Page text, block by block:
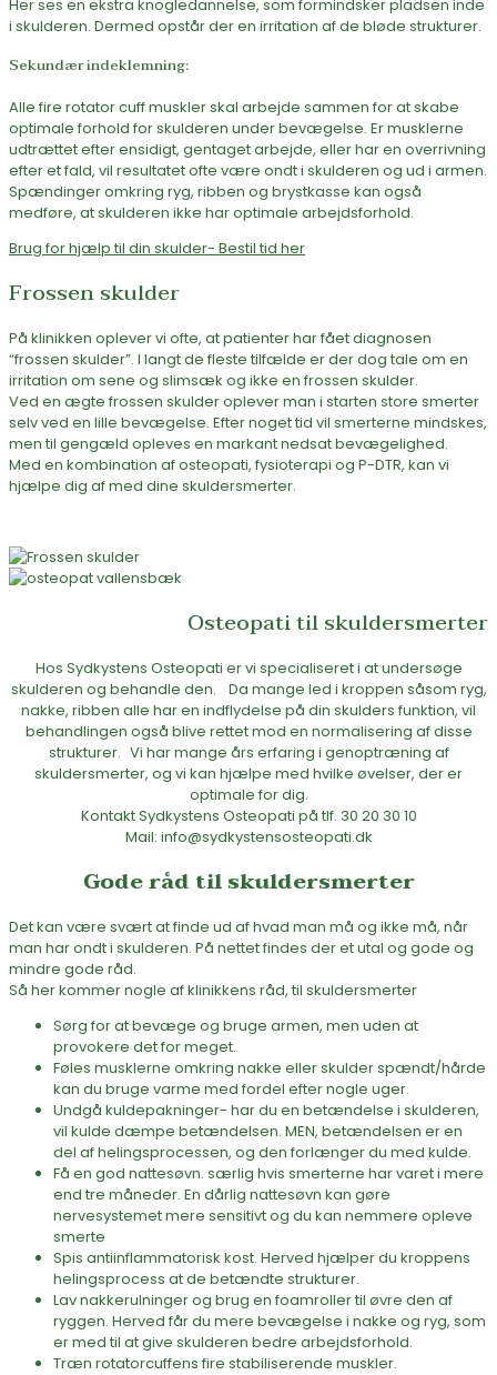
Her ses en ekstra knogledannelse, som formindsker pladsen inde
i skulderen. Dermed opstår der en irritation af de bløde strukturer.
Sekundær indeklemning:
Alle fire rotator cuff muskler skal arbejde sammen for at skabe
optimale forhold for skulderen under bevægelse. Er musklerne
udtrættet efter ensidigt, gentaget arbejde, eller har en overrivning
efter et fald, vil resultatet ofte være ondt i skulderen og ud i armen.
Spændinger omkring ryg, ribben og brystkasse kan også
medføre, at skulderen ikke har optimale arbejdsforhold.
Brug for hjælp til din skulder- Bestil tid her
Frossen skulder
På klinikken oplever vi ofte, at patienter har fået diagnosen
“frossen skulder”. I langt de fleste tilfælde er der dog tale om en
irritation om sene og slimsæk og ikke en frossen skulder.
Ved en ægte frossen skulder oplever man i starten store smerter
selv ved en lille bevægelse. Efter noget tid vil smerterne mindskes,
men til gengæld opleves en markant nedsat bevægelighed.
Med en kombination af osteopati, fysioterapi og P-DTR, kan vi
hjælpe dig af med dine skuldersmerter.
Osteopati til skuldersmerter
Hos Sydkystens Osteopati er vi specialiseret i at undersøge
skulderen og behandle den. Da mange led i kroppen såsom ryg,
nakke, ribben alle har en indflydelse på din skulders funktion, vil
behandlingen også blive rettet mod en normalisering af disse
strukturer. Vi har mange års erfaring i genoptræning af
skuldersmerter, og vi kan hjælpe med hvilke øvelser, der er
optimale for dig.
Kontakt Sydkystens Osteopati på tlf. 30 20 30 10
Mail: info@sydkystensosteopati.dk
Gode råd til skuldersmerter
Det kan være svært at finde ud af hvad man må og ikke må, når
man har ondt i skulderen. På nettet findes der et utal og gode og
mindre gode råd.
Så her kommer nogle af klinikkens råd, til skuldersmerter
Sørg for at bevæge og bruge armen, men uden at
provokere det for meget.
Føles musklerne omkring nakke eller skulder spændt/hårde
kan du bruge varme med fordel efter nogle uger.
Undgå kuldepakninger- har du en betændelse i skulderen,
vil kulde dæmpe betændelsen. MEN, betændelsen er en
del af helingsprocessen, og den forlænger du med kulde.
Få en god nattesøvn. særlig hvis smerterne har varet i mere
end tre måneder. En dårlig nattesøvn kan gøre
nervesystemet mere sensitivt og du kan nemmere opleve
smerte
Spis antiinflammatorisk kost. Herved hjælper du kroppens
helingsprocess at de betændte strukturer.
Lav nakkerulninger og brug en foamroller til øvre den af
ryggen. Herved får du mere bevægelse i nakke og ryg, som
er med til at give skulderen bedre arbejdsforhold.
Træn rotatorcuffens fire stabiliserende muskler.